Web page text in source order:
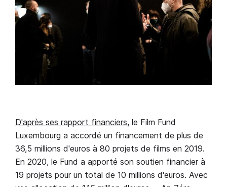
D'après ses rapport financiers, le Film Fund
Luxembourg a accordé un financement de plus de
36,5 millions d'euros à 80 projets de films en 2019.
En 2020, le Fund a apporté son soutien financier à
19 projets pour un total de 10 millions d'euros. Avec